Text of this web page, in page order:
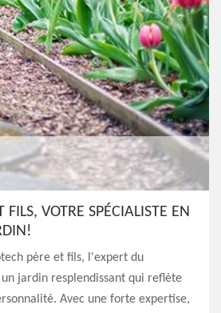
FILS, VOTRE SPÉCIALISTE EN
père et fils, l'expert du
jardin resplendissant qui reflète
Avec une forte expertise,